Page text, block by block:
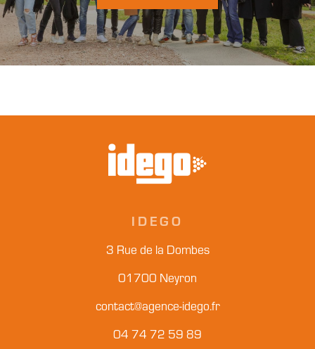
IDEGO
3 Rue de la Dombes
01700 Neyron
contact@agence-idego.fr
04 74 72 59 89